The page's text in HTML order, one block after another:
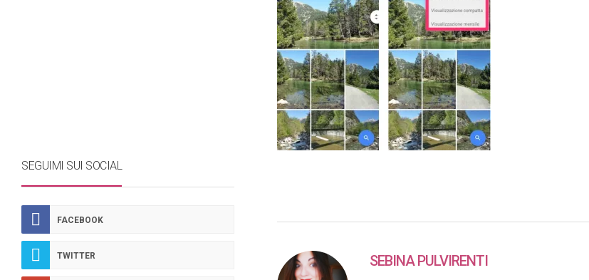
SEBINA PULVIRENTI
SEGUIMI SUI SOCIAL
FACEBOOK
TWITTER